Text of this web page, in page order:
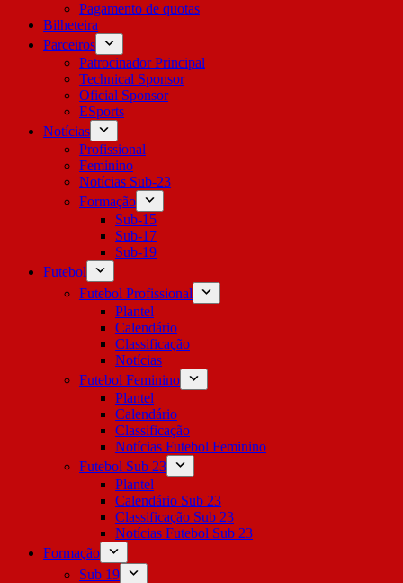
Pagamento de quotas
Bilheteira
Parceiros
Patrocinador Principal
Technical Sponsor
Oficial Sponsor
ESports
Notícias
Profissional
Feminino
Notícias Sub-23
Formação
Sub-15
Sub-17
Sub-19
Futebol
Futebol Profissional
Plantel
Calendário
Classificação
Notícias
Futebol Feminino
Plantel
Calendário
Classificação
Notícias Futebol Feminino
Futebol Sub 23
Plantel
Calendário Sub 23
Classificação Sub 23
Notícias Futebol Sub 23
Formação
Sub 19